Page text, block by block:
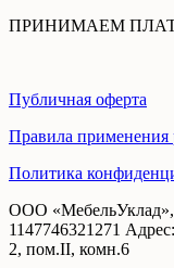
ПРИНИМАЕМ
Публичная оферта
Правила применения
Политика
ООО
1147746321271
2, пом.II, комн.6